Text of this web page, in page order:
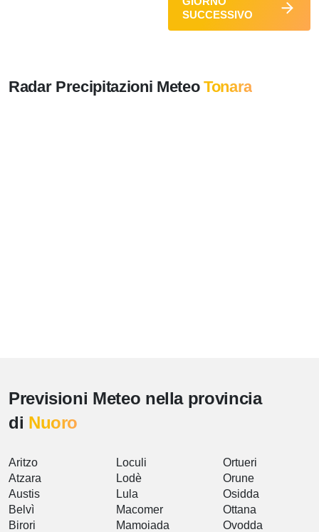
SUCCESSIVO
Radar Precipitazioni MeteoTonara
Previsioni Meteo nella provincia
di Nuoro
Aritzo
Atzara
Austis
Belvì
Birori
Loculi
Lodè
Lula
Macomer
Mamoiada
Ortueri
Orune
Osidda
Ottana
Ovodda